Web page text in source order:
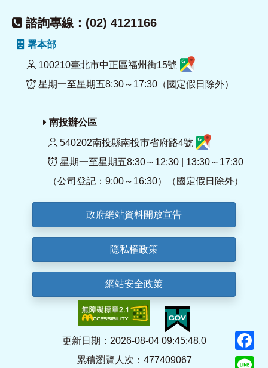
諮詢專線：(02) 4121166
署本部
100210臺北市中正區福州街15號
星期一至星期五8:30～17:30（國定假日除外）
南投辦公區
540202南投縣南投市省府路4號
星期一至星期五8:30～12:30 | 13:30～17:30
（公司登記：9:00～16:30）（國定假日除外）
政府網站資料開放宣告
隱私權政策
網站安全政策
更新日期：2026-08-04 09:45:48.0
累積瀏覽人次：477409067